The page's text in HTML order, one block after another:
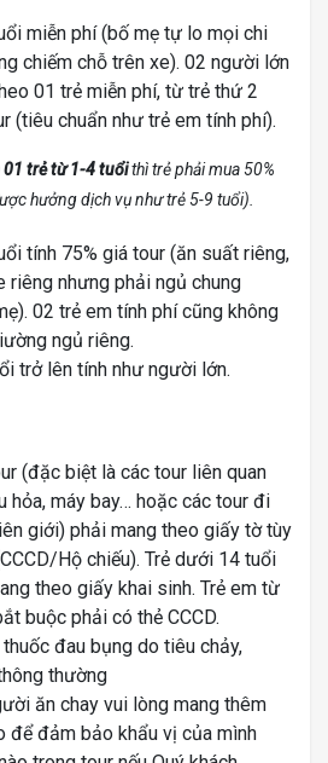
miễn phí (bố mẹ tự lo mọi chi
chiếm chỗ trên xe). 02 người lớn
01 trẻ miễn phí, từ trẻ thứ 2
(tiêu chuẩn như trẻ em tính phí).
01 trẻ từ 1-4 tuổithì trẻ phải mua 50%
hưởng dịch vụ như trẻ 5-9 tuổi).
tính 75% giá tour (ăn suất riêng,
riêng nhưng phải ngủ chung
02 trẻ em tính phí cũng không
ngủ riêng.
trở lên tính như người lớn.
(đặc biệt là các tour liên quan
hỏa, máy bay… hoặc các tour đi
giới) phải mang theo giấy tờ tùy
Hộ chiếu). Trẻ dưới 14 tuổi
theo giấy khai sinh. Trẻ em từ
buộc phải có thẻ CCCD.
đau bụng do tiêu chảy,
thường
ăn chay vui lòng mang thêm
để đảm bảo khẩu vị của mình